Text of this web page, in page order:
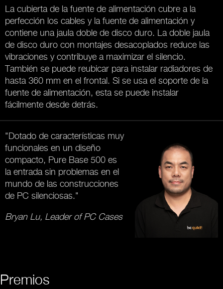
La cubierta de la fuente de alimentación cubre a la
perfección los cables y la fuente de alimentación y
contiene una jaula doble de disco duro. La doble jaula
de disco duro con montajes desacoplados reduce las
vibraciones y contribuye a maximizar el silencio.
También se puede reubicar para instalar radiadores de
hasta 360 mm en el frontal. Si se usa el soporte de la
fuente de alimentación, esta se puede instalar
fácilmente desde detrás.
"Dotado de características muy
funcionales en un diseño
compacto, Pure Base 500 es
la entrada sin problemas en el
mundo de las construcciones
de PC silenciosas."
Bryan Lu, Leader of PC Cases
Premios